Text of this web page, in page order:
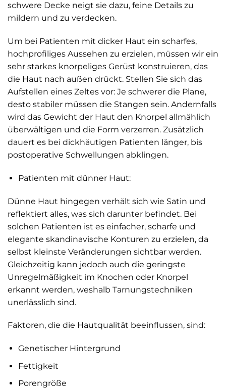
schwere Decke neigt sie dazu, feine Details zu
mildern und zu verdecken.
Um bei Patienten mit dicker Haut ein scharfes,
hochprofiliges Aussehen zu erzielen, müssen wir ein
sehr starkes knorpeliges Gerüst konstruieren, das
die Haut nach außen drückt. Stellen Sie sich das
Aufstellen eines Zeltes vor: Je schwerer die Plane,
desto stabiler müssen die Stangen sein. Andernfalls
wird das Gewicht der Haut den Knorpel allmählich
überwältigen und die Form verzerren. Zusätzlich
dauert es bei dickhäutigen Patienten länger, bis
postoperative Schwellungen abklingen.
Patienten mit dünner Haut:
Dünne Haut hingegen verhält sich wie Satin und
reflektiert alles, was sich darunter befindet. Bei
solchen Patienten ist es einfacher, scharfe und
elegante skandinavische Konturen zu erzielen, da
selbst kleinste Veränderungen sichtbar werden.
Gleichzeitig kann jedoch auch die geringste
Unregelmäßigkeit im Knochen oder Knorpel
erkannt werden, weshalb Tarnungstechniken
unerlässlich sind.
Faktoren, die die Hautqualität beeinflussen, sind:
Genetischer Hintergrund
Fettigkeit
Porengröße